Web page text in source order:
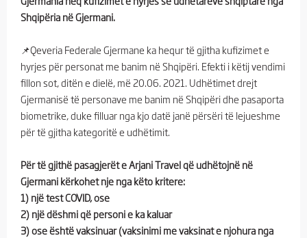
Shqipëria në Gjermani.
📌Qeveria Federale Gjermane ka hequr të gjitha kufizimet e
hyrjes për personat me banim në Shqipëri. Efekti i këtij vendimi
fillon sot, ditën e dielë, më 20.06. 2021. Udhëtimet drejt
Gjermanisë të personave me banim në Shqipëri dhe pasaporta
biometrike, duke filluar nga kjo datë janë përsëri të lejueshme
për të gjitha kategoritë e udhëtimit.
Për të gjithë pasagjerët e Arjani Travel që udhëtojnë në
Gjermani kërkohet nje nga këto kritere:
1) një test COVID, ose
2) një dëshmi që personi e ka kaluar
3) ose është vaksinuar (vaksinimi me vaksinat e njohura nga